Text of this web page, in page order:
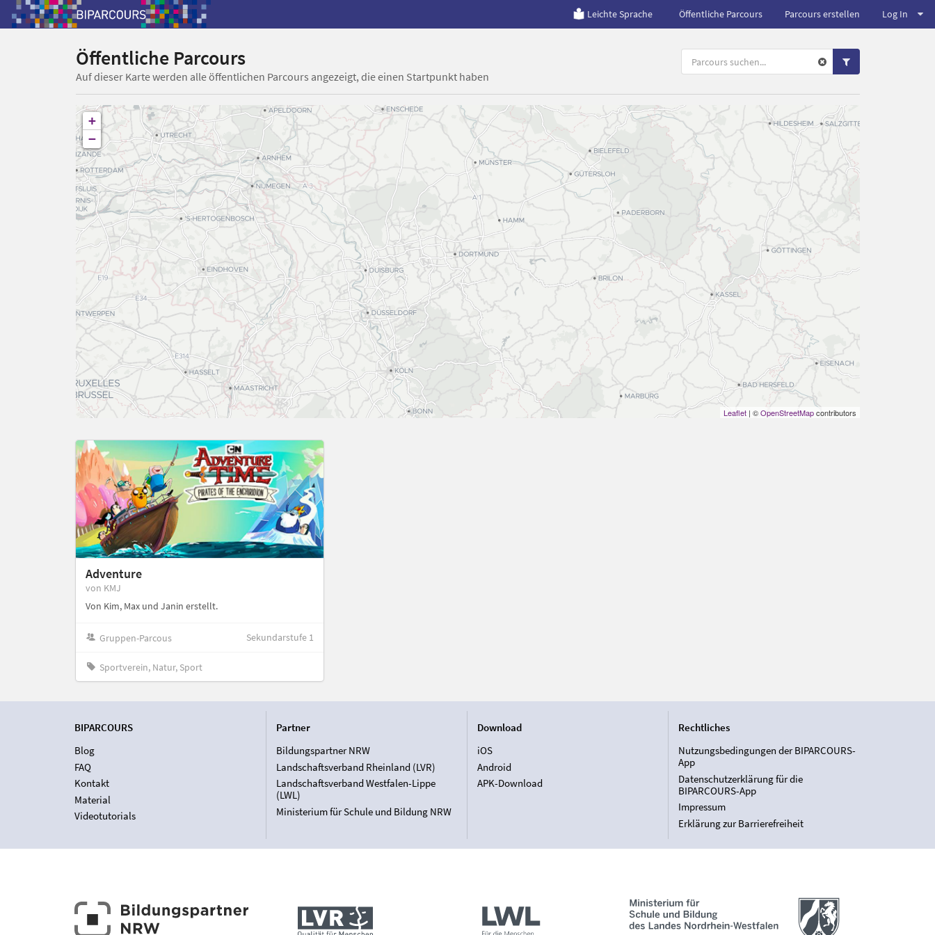
Leichte Sprache Öffentliche Parcours Parcours erstellen Log In
Öffentliche Parcours
Auf dieser Karte werden alle öffentlichen Parcours angezeigt, die einen Startpunkt haben
+
−
Leaflet| ©OpenStreetMapcontributors
Adventure
von KMJ
Von Kim, Max und Janin erstellt.
Gruppen-Parcous Sekundarstufe 1
Sportverein, Natur, Sport
BIPARCOURS
Blog
FAQ
Kontakt
Material
Videotutorials
Partner
Bildungspartner NRW
Landschaftsverband Rheinland (LVR)
Landschaftsverband Westfalen-Lippe
(LWL)
Ministerium für Schule und Bildung NRW
Download
iOS
Android
APK-Download
Rechtliches
Nutzungsbedingungen der BIPARCOURS-
App
Datenschutzerklärung für die
BIPARCOURS-App
Impressum
Erklärung zur Barrierefreiheit